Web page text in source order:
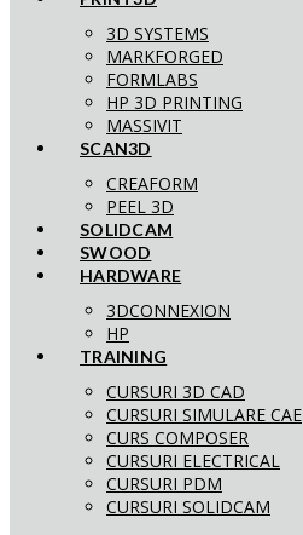
3D SYSTEMS
MARKFORGED
FORMLABS
HP 3D PRINTING
MASSIVIT
SCAN3D
CREAFORM
PEEL 3D
SOLIDCAM
SWOOD
HARDWARE
3DCONNEXION
HP
TRAINING
CURSURI 3D CAD
CURSURI SIMULARE CAE
CURS COMPOSER
CURSURI ELECTRICAL
CURSURI PDM
CURSURI SOLIDCAM